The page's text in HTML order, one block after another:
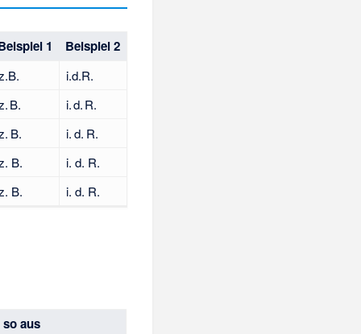
1 Beispiel 2
i.d.R.
B.
i. d. R.
B.
i. d. R.
B.
i. d. R.
B.
i. d. R.
aus